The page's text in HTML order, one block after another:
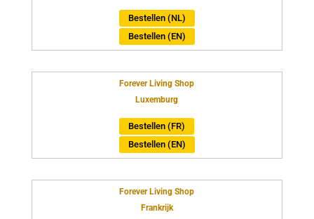
Bestellen (NL)
Bestellen (EN)
Forever Living Shop
Luxemburg
Bestellen (FR)
Bestellen (EN)
Forever Living Shop
Frankrijk